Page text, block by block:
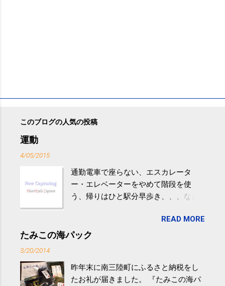
このブログの人気の投稿
運動
4/05/2015
通勤電車で座らない、エスカレータ
ー・エレベーターをやめて階段を使
う、帰りはひと駅分早歩き、、、など
やすい。 スポーツウェア・シューズで
するものだけが運動ではない。 食べ
けると改善する、との結果を筑波大の
研究チームが発表した。改善が期待で
READ MORE
たみこの海パック
3/20/2014
昨年末に南三陸町にふるさと納税をし
たお礼が届きました。 『たみこの海パ